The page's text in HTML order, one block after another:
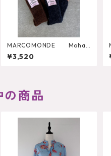
MARCOMONDE Mohair
Socks
¥3,520
の商品